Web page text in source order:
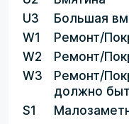
U3
Большая
W1
Ремонт/
W2
Ремонт/
W3
Ремонт/
должно
S1